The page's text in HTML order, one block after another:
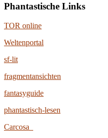
Phantastische Links
TOR online
Weltenportal
sf-lit
fragmentansichten
fantasyguide
phantastisch-lesen
Carcosa